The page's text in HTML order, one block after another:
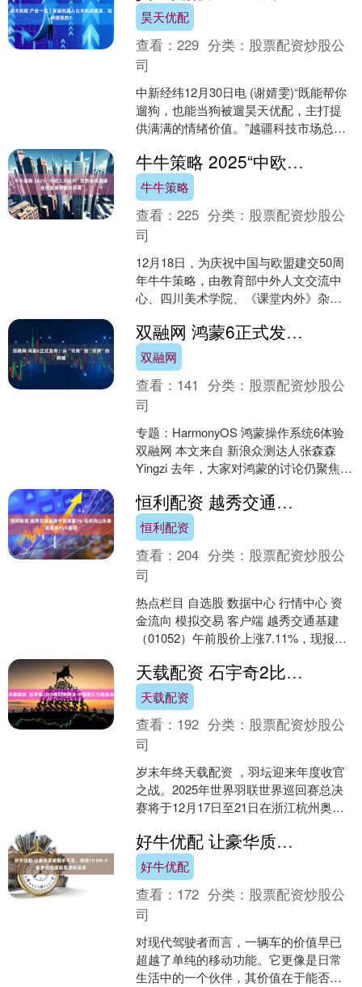
昊天优配
查看：229 分类： 股票配资炒股公
司
中新经纬12月30日电 (谢婧雯)“既能帮你
遛狗，也能当狗被遛昊天优配，主打提
供满满的情绪价值。”越疆科技市场总监
为....
牛牛策略 2025“中欧人文班列”世界最美童画全球首展在重庆启幕
牛牛策略
查看：225 分类： 股票配资炒股公
司
12月18日，为庆祝中国与欧盟建交50周
年牛牛策略，由教育部中外人文交流中
心、四川美术学院、《课堂内外》杂志
美童画全球....
双融网 鸿蒙6正式发布：从“可用”到“好用”的跨越
双融网
查看： 141 分类： 股票配资炒股公
司
专题：HarmonyOS 鸿蒙操作系统6体验
双融网 本文来自 新浪众测达人张森森
Yingzi 去年，大家对鸿蒙的讨论仍聚焦于
恒利配资 越秀交通基建午前涨超7% 拟收购山东秦滨高速85%股权
恒利配资
查看：204 分类： 股票配资炒股公
司
热点栏目 自选股 数据中心 行情中心 资
金流向 模拟交易 客户端 越秀交通基建
（01052）午前股价上涨7.11%，现报
天载配资 石宇奇2比0横扫李诗沣 中国德比引爆赛场
天载配资
查看： 192 分类： 股票配资炒股公
司
岁末年终天载配资 ，羽坛迎来年度收官
之战。2025年世界羽联世界巡回赛总决
赛将于12月17日至21日在浙江杭州奥体
的顶尖高手将....
好牛优配 让豪华质感触手可及，领克10 EM-P起步即四驱彰显硬核品质
好牛优配
查看： 172 分类： 股票配资炒股公
司
对现代驾驶者而言，一辆车的价值早已
超越了单纯的移动功能。它更像是日常
生活中的一个伙伴，其价值在于能否在